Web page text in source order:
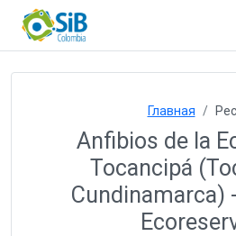
Главная
Anfibios de la
Tocancipá
Cundinamarca)